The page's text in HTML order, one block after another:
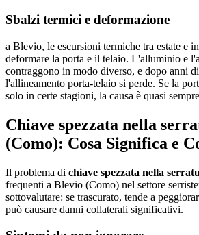
Sbalzi termici e deformazione
a Blevio, le escursioni termiche tra estate e
deformare la porta e il telaio. L'alluminio e
contraggono in modo diverso, e dopo anni
l'allineamento porta-telaio si perde. Se la
solo in certe stagioni, la causa è quasi
Chiave spezzata nella
(Como): Cosa Significa e
Il problema di chiave spezzata nella
frequenti a Blevio (Como) nel settore
sottovalutare: se trascurato, tende a
può causare danni collaterali significativi.